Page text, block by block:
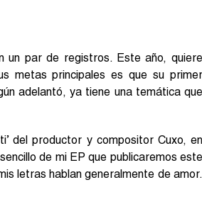
un par de registros. Este año, quiere
metas principales es que su primer
adelantó, ya tiene una temática que
del productor y compositor Cuxo, en
de mi EP que publicaremos este
letras hablan generalmente de amor.